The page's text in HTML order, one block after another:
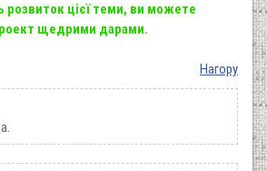
розвиток цієї теми, ви можете
щедрими дарами.
Нагору